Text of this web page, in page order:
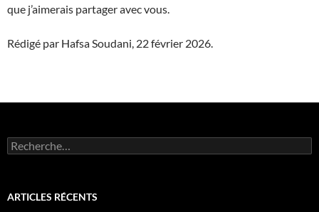
que j’aimerais partager avec vous.
Rédigé par Hafsa Soudani, 22 février 2026.
R
e
e
ARTICLES RÉCENTS